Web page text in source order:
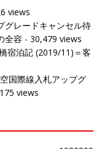
views
グレードキャンセル待
全容 - 30,479 views
宿泊記 (2019/11)＝客
国際線入札アップグ
views